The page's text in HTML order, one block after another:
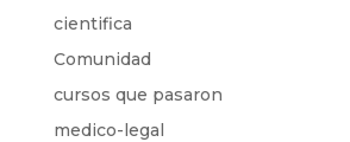
cientifica
Comunidad
cursos que pasaron
medico-legal